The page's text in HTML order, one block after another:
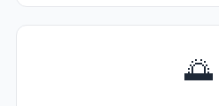
🌅